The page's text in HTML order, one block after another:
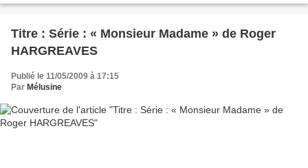
Titre : Série : « Monsieur Madame » de Roger
HARGREAVES
Publié le 11/05/2009 à 17:15
Par Mélusine